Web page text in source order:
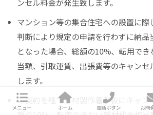
ンセル料金が発生致します。
マンション等の集合住宅への設置に際
判断により規定の申請を行わずに納品
となった場合、総額の10%、転用で
当額、引取運賃、出張費等のキャンセ
します。
ご契約を経て部材製作着手後にキャン
メニュー ホーム 電話ボタン お問